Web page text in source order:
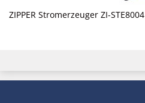
ZIPPER Stromerzeuger ZI-STE8004